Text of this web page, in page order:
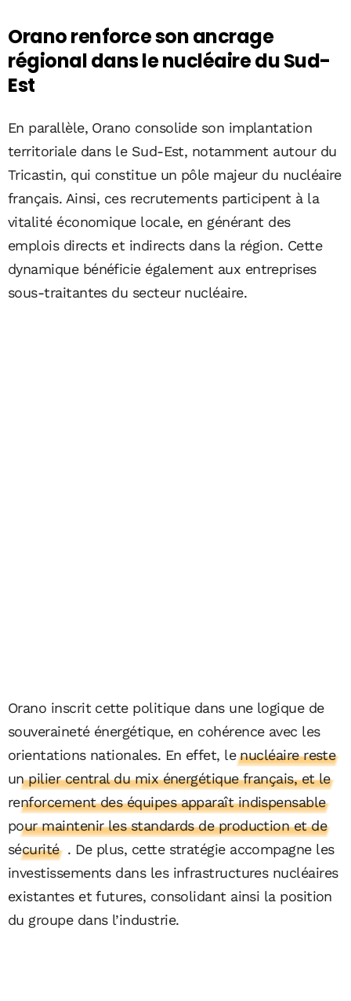
Orano renforce son ancrage
régional dans le nucléaire du Sud-
Est
En parallèle, Orano consolide son implantation
territoriale dans le Sud-Est, notamment autour du
Tricastin, qui constitue un pôle majeur du nucléaire
français. Ainsi, ces recrutements participent à la
vitalité économique locale, en générant des
emplois directs et indirects dans la région. Cette
dynamique bénéficie également aux entreprises
sous-traitantes du secteur nucléaire.
Orano inscrit cette politique dans une logique de
souveraineté énergétique, en cohérence avec les
orientations nationales. En effet, le nucléaire reste
un pilier central du mix énergétique français, et le
renforcement des équipes apparaît indispensable
pour maintenir les standards de production et de
sécurité . De plus, cette stratégie accompagne les
investissements dans les infrastructures nucléaires
existantes et futures, consolidant ainsi la position
du groupe dans l’industrie.